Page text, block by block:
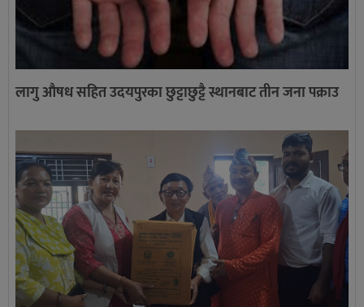
लागु औषध सहित उदयपुरका छुट्टाछुट्टै स्थानबाट तीन जना पक्राउ